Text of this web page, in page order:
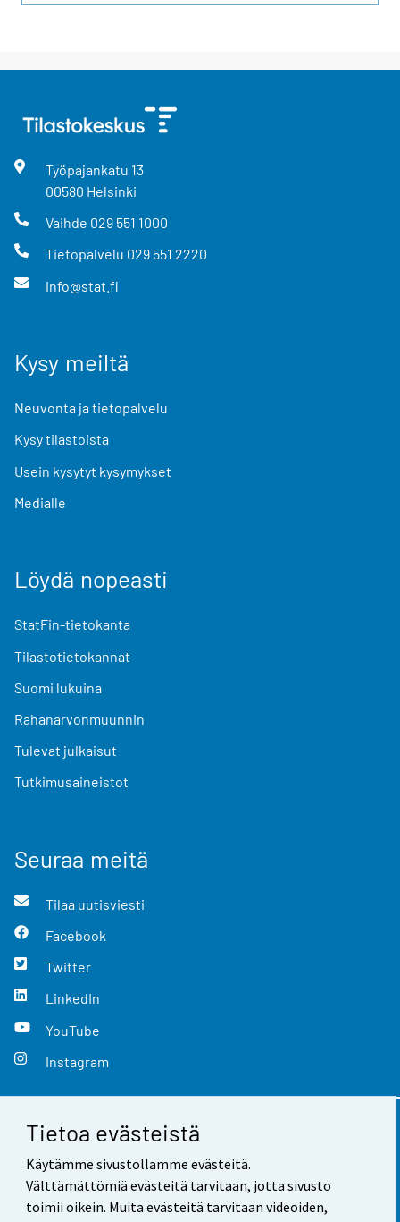
Tietoa evästeistä
Käytämme sivustollamme evästeitä.
Välttämättömiä evästeitä tarvitaan, jotta sivusto
toimii oikein. Muita evästeitä tarvitaan videoiden,
Työpajankatu 13
00580 Helsinki
Vaihde 029 551 1000
Tietopalvelu 029 551 2220
info@stat.fi
Kysy meiltä
Neuvonta ja tietopalvelu
Kysy tilastoista
Usein kysytyt kysymykset
Medialle
Löydä nopeasti
StatFin-tietokanta
Tilastotietokannat
Suomi lukuina
Rahanarvonmuunnin
Tulevat julkaisut
Tutkimusaineistot
Seuraa meitä
Tilaa uutisviesti
Facebook
Twitter
LinkedIn
YouTube
Instagram
Yhteystiedot
Palaute
Käyttöehdot